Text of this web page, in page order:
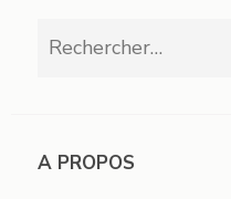
A PROPOS